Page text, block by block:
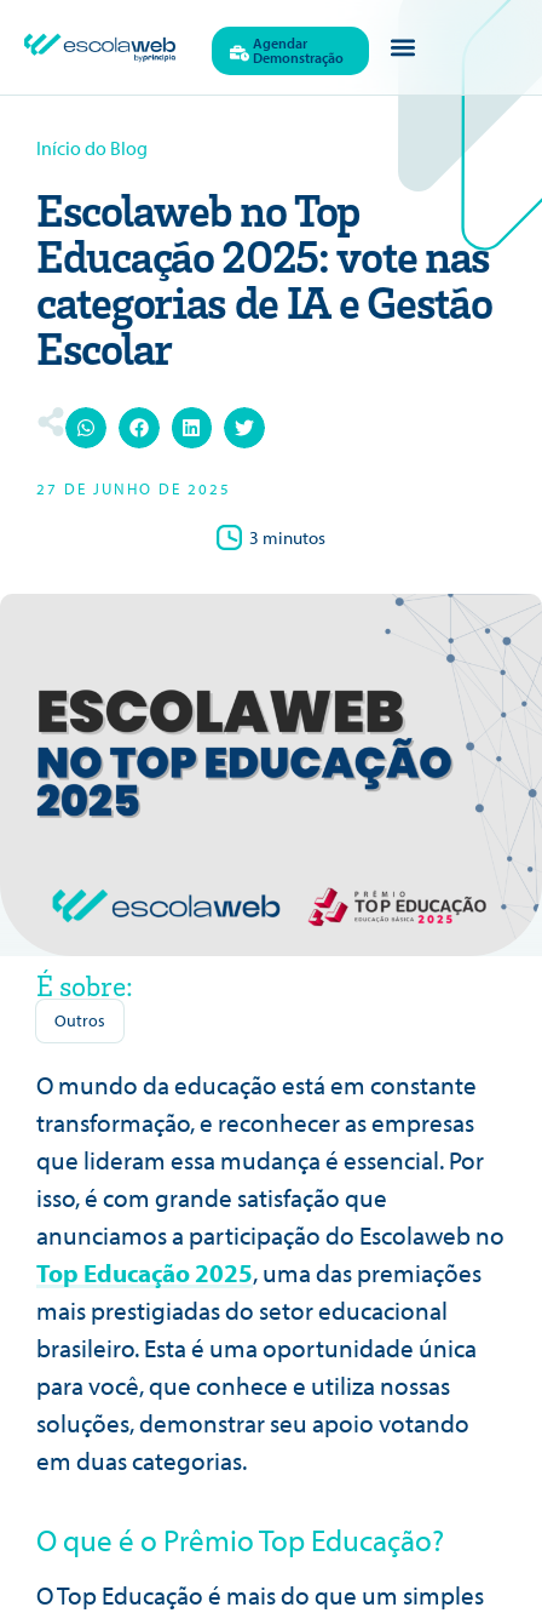
Agendar
Demonstração
Início do Blog
Escolaweb no Top
Educação 2025: vote nas
categorias de IA e Gestão
Escolar
27 DE JUNHO DE 2025
3 minutos
É sobre:
Outros
O mundo da educação está em constante
transformação, e reconhecer as empresas
que lideram essa mudança é essencial. Por
isso, é com grande satisfação que
anunciamos a participação do Escolaweb no
Top Educação 2025, uma das premiações
mais prestigiadas do setor educacional
brasileiro. Esta é uma oportunidade única
para você, que conhece e utiliza nossas
soluções, demonstrar seu apoio votando
em duas categorias.
O que é o Prêmio Top Educação?
O Top Educação é mais do que um simples